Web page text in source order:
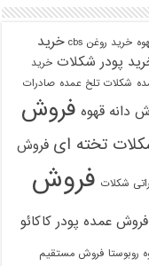
خرید روغن cbs
خرید
پودر شکلات خرید
شکلات تلخ عمده صادرات
دانه قهوه فروش
تخته ای فروش
شکلات فروش
فروش عمده پودر کاکائو
روبوستا فروش مستقیم